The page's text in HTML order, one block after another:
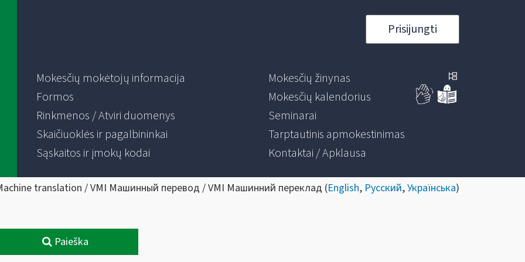
Prisijungti
Mokesčių mokėtojų informacija
Formos
Rinkmenos / Atviri duomenys
Skaičiuoklės ir pagalbininkai
Sąskaitos ir įmokų kodai
Mokesčių žinynas
Mokesčių kalendorius
Seminarai
Tarptautinis apmokestinimas
Kontaktai / Apklausa
translation / VMI Машинный перевод / VMI Машинний переклад (English, Русский,Українська)
Paieška